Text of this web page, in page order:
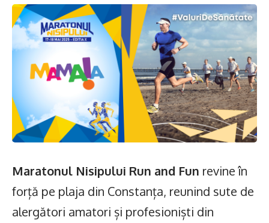
Maratonul Nisipului Run and Fun revine în
forță pe plaja din Constanța, reunind sute de
alergători amatori și profesioniști din